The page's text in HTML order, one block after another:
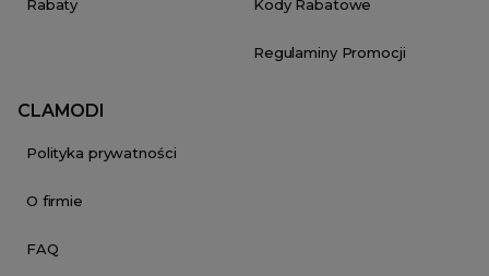
Rabaty Kody Rabatowe
Regulaminy Promocji
CLAMODI
Polityka prywatności
O firmie
FAQ